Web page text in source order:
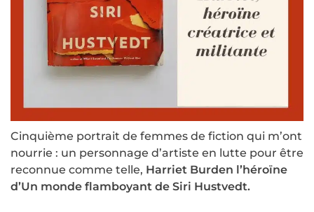
Cinquième portrait de femmes de fiction qui m’ont
nourrie : un personnage d’artiste en lutte pour être
reconnue comme telle, Harriet Burden l’héroïne
d’Un monde flamboyant de Siri Hustvedt.